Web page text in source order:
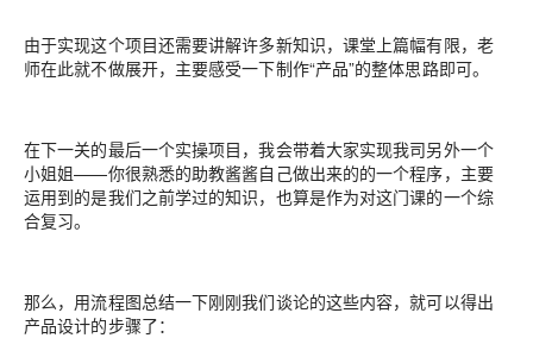
由于实现这个项目还需要讲解许多新知识，课堂上篇幅有限，老
师在此就不做展开，主要感受一下制作“产品”的整体思路即可。
在下一关的最后一个实操项目，我会带着大家实现我司另外一个
小姐姐——你很熟悉的助教酱酱自己做出来的的一个程序，主要
运用到的是我们之前学过的知识，也算是作为对这门课的一个综
合复习。
那么，用流程图总结一下刚刚我们谈论的这些内容，就可以得出
产品设计的步骤了：